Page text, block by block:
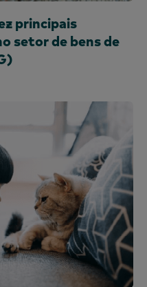
principais
setor de bens de